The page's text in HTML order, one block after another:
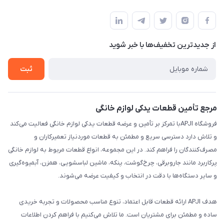
لیست محصولات
درباره ما
قوانین و مقررات
حریم خصوصی
راهنما
از جدید‌ترین تخفیف‌ها با‌ خبر شوید
ثبت
مرجع تأمین قطعات یدکی لوازم خانگی
فروشگاه APJIبا تمرکز بر تأمین و عرضه قطعات یدکی لوازم خانگی فعالیت می‌کند
و تلاش دارد دسترسی سریع و مطمئن به قطعات موردنیاز تعمیرکاران و
مصرف‌کنندگان را فراهم کند. در این مجموعه، انواع قطعات مربوط به لوازم خانگی
پرکاربرد مانند جاروبرقی، چرخ‌گوشت، پنکه، ماشین لباسشویی، همزن، آبمیوه‌گیری
و سایر دستگاه‌ها با دقت در انتخاب و کیفیت عرضه می‌شوند.
هدف APJI ارائه قطعات قابل اعتماد، تنوع مناسب محصولات و تجربه خریدی
ساده و مطمئن برای مشتریان است. ما تلاش می‌کنیم با فراهم کردن اطلاعات